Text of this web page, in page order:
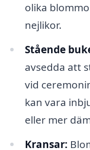
olika
nejlikor.
Stående
avsedda att
vid
kan vara
eller mer
Kransar: